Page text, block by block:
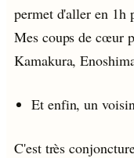
permet d'aller en 1h
Mes coups de cœur
Kamakura,
Et enfin, un
C'est très